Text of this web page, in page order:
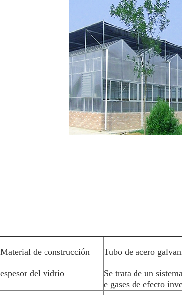
Material de construcción Tubo de acero
espesor del vidrio
Se trata de un
e gases de efecto